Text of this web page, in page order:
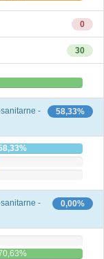
0
30
58,33%
-
0,00%
-